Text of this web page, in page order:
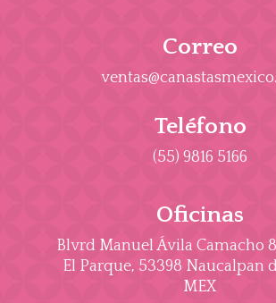
Correo
Teléfono
(55) 9816 5166
Oficinas
Blvrd Manuel Ávila Camacho
El Parque, 53398 Naucalpan
MEX